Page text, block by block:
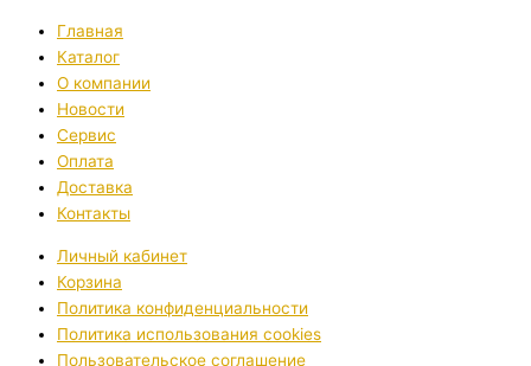
Главная
Каталог
О компании
Новости
Сервис
Оплата
Доставка
Контакты
Личный кабинет
Корзина
Политика конфиденциальности
Политика использования cookies
Пользовательское соглашение